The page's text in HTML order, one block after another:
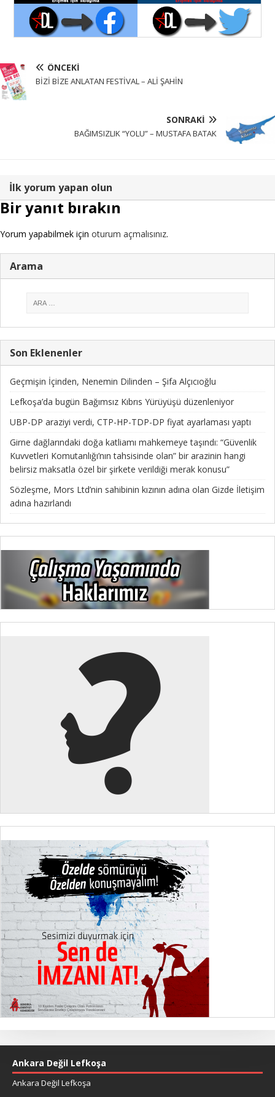
ÖNCEKI
BİZİ BİZE ANLATAN FESTİVAL – ALİ ŞAHİN
SONRAKI
BAĞIMSIZLIK “YOLU” – MUSTAFA BATAK
İlk yorum yapan olun
Bir yanıt bırakın
Yorum yapabilmek için oturum açmalısınız.
Arama
Son Eklenenler
Geçmişin İçinden, Nenemin Dilinden – Şifa Alçıcıoğlu
Lefkoşa’da bugün Bağımsız Kıbrıs Yürüyüşü düzenleniyor
UBP-DP araziyi verdi, CTP-HP-TDP-DP fiyat ayarlaması yaptı
Girne dağlarındaki doğa katliamı mahkemeye taşındı: “Güvenlik
Kuvvetleri Komutanlığı’nın tahsisinde olan” bir arazinin hangi
belirsiz maksatla özel bir şirkete verildiği merak konusu”
Sözleşme, Mors Ltd’nin sahibinin kızının adına olan Gizde İletişim
adına hazırlandı
Ankara Değil Lefkoşa
Ankara Değil Lefkoşa